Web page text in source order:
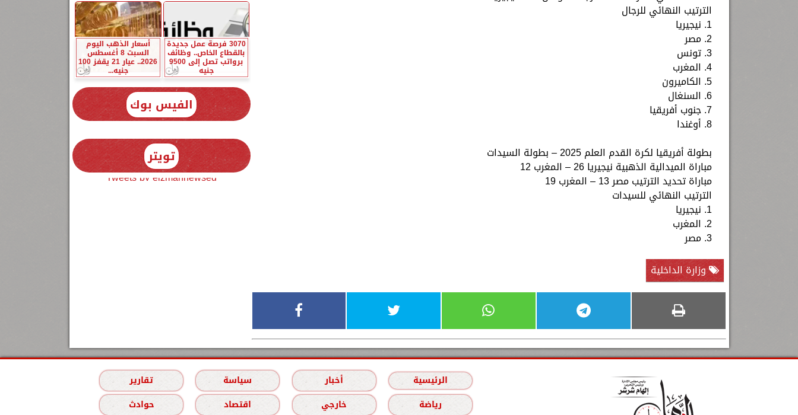
الترتيب النهائي للرجال
1. نيجيريا
2. مصر
3. تونس
4. المغرب
5. الكاميرون
6. السنغال
7. جنوب أفريقيا
8. أوغندا
بطولة أفريقيا لكرة القدم العلم 2025 – بطولة السيدات
مباراة الميدالية الذهبية نيجيريا 26 – المغرب 12
مباراة تحديد الترتيب مصر 13 – المغرب 19
الترتيب النهائي للسيدات
1. نيجيريا
2. المغرب
3. مصر
وزارة الداخلية
3070 فرصة عمل جديدة
بالقطاع الخاص.. وظائف
برواتب تصل إلى 9500
جنيه
أسعار الذهب اليوم
السبت 8 أغسطس
2026.. عيار 21 يقفز 100
جنيه...
الفيس بوك
تويتر
Tweets by elzmannewseg
الرئيسية أخبار سياسة
تقارير
رياضة
خارجي اقتصاد حوادث